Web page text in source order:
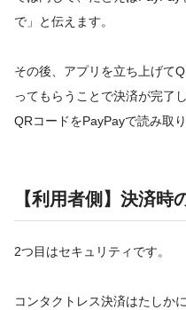
で」と伝えます。
その後、アプリを立ち上げて
ってもらうことで決済が完了
QRコードをPayPayで読み取
【利用者側】決済時
2つ目はセキュリティです。
コンタクトレス決済はたしか